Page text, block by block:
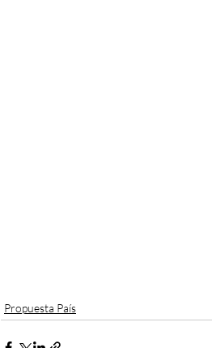
Propuesta País